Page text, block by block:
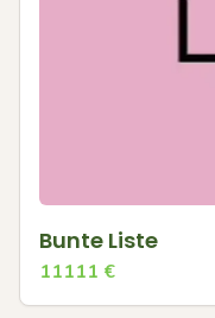
Bunte Liste
11111 €